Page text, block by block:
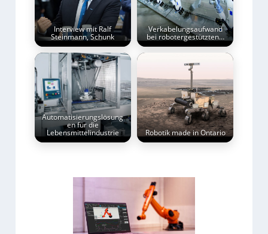
Interview mit Ralf
Steinmann, Schunk
Verkabelungsaufwand
bei robotergestützten…
Automatisierungslösung
en für die
Lebensmittelindustrie Robotik made in Ontario